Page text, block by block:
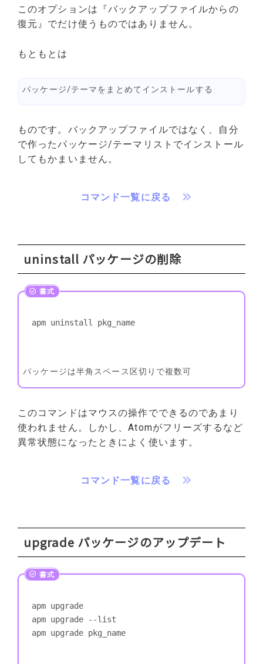
このオプションは『バックアップファイルからの
復元』でだけ使うものではありません。
もともとは
パッケージ/テーマをまとめてインストールする
ものです。バックアップファイルではなく、自分
で作ったパッケージ/テーマリストでインストール
してもかまいません。
コマンド一覧に戻る
uninstall パッケージの削除
apm uninstall pkg_name
パッケージは半角スペース区切りで複数可
このコマンドはマウスの操作でできるのであまり
使われません。しかし、Atomがフリーズするなど
異常状態になったときによく使います。
コマンド一覧に戻る
upgrade パッケージのアップデート
apm upgrade
apm upgrade --list
apm upgrade pkg_name